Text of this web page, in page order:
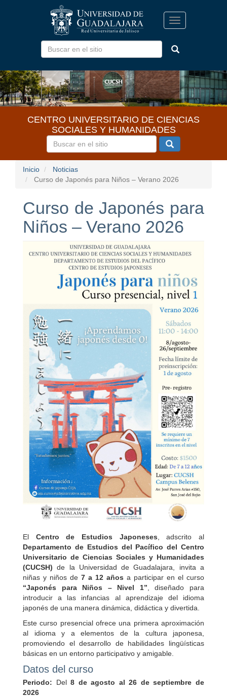
Toggle
navigation
CENTRO UNIVERSITARIO DE CIENCIAS
SOCIALES Y HUMANIDADES
Inicio
Noticias
Curso de Japonés para Niños – Verano 2026
Curso de Japonés para
Niños – Verano 2026
El Centro de Estudios Japoneses, adscrito al
Departamento de Estudios del Pacífico del Centro
Universitario de Ciencias Sociales y Humanidades
(CUCSH) de la Universidad de Guadalajara, invita a
niñas y niños de 7 a 12 años a participar en el curso
“Japonés para Niños – Nivel 1”, diseñado para
introducir a las infancias al aprendizaje del idioma
japonés de una manera dinámica, didáctica y divertida.
Este curso presencial ofrece una primera aproximación
al idioma y a elementos de la cultura japonesa,
promoviendo el desarrollo de habilidades lingüísticas
básicas en un entorno participativo y amigable.
Datos del curso
Periodo: Del8 de agosto al 26 de septiembre de
2026